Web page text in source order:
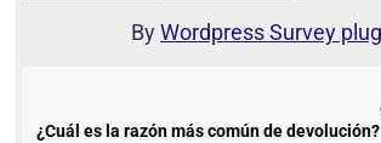
ByWordpress Survey
¿Cuál es la razón más común de devolución?